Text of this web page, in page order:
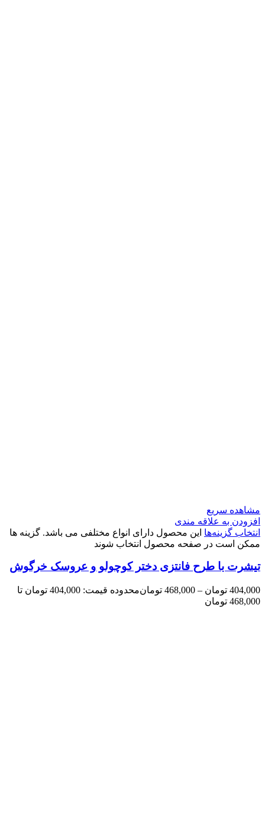
مشاهده سریع
افزودن به علاقه مندی
انتخاب گزینه‌ها این محصول دارای انواع مختلفی می باشد. گزینه ها
ممکن است در صفحه محصول انتخاب شوند
تیشرت با طرح فانتزی دختر کوچولو و عروسک خرگوش
404,000 تومان –
468,000 تومان
محدوده قیمت: 404,000 تومان تا
468,000 تومان